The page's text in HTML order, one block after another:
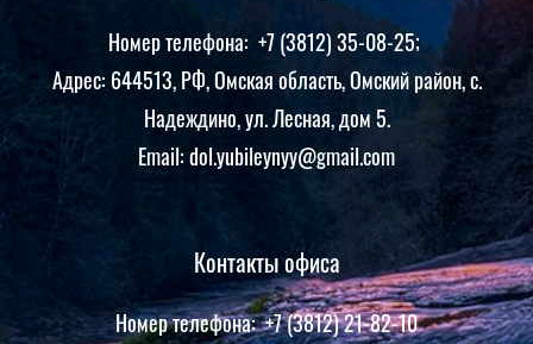
Номер телефона: +7 (3812) 35-08-25;
Адрес: 644513, РФ, Омская область, Омский район, с.
Надеждино, ул. Лесная, дом 5.
Email: dol.yubileynyy@gmail.com
Контакты офиса
Номер телефона: +7 (3812) 21-82-10